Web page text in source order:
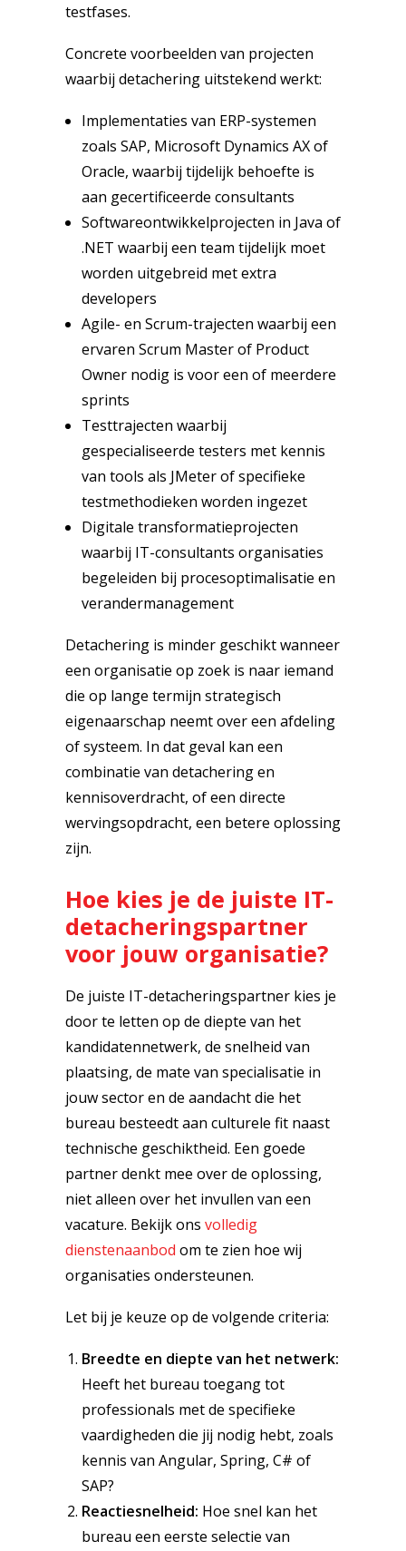
testfases.
Concrete voorbeelden van projecten
waarbij detachering uitstekend werkt:
Implementaties van ERP-systemen
zoals SAP, Microsoft Dynamics AX of
Oracle, waarbij tijdelijk behoefte is
aan gecertificeerde consultants
Softwareontwikkelprojecten in Java of
.NET waarbij een team tijdelijk moet
worden uitgebreid met extra
developers
Agile- en Scrum-trajecten waarbij een
ervaren Scrum Master of Product
Owner nodig is voor een of meerdere
sprints
Testtrajecten waarbij
gespecialiseerde testers met kennis
van tools als JMeter of specifieke
testmethodieken worden ingezet
Digitale transformatieprojecten
waarbij IT-consultants organisaties
begeleiden bij procesoptimalisatie en
verandermanagement
Detachering is minder geschikt wanneer
een organisatie op zoek is naar iemand
die op lange termijn strategisch
eigenaarschap neemt over een afdeling
of systeem. In dat geval kan een
combinatie van detachering en
kennisoverdracht, of een directe
wervingsopdracht, een betere oplossing
zijn.
Hoe kies je de juiste IT-
detacheringspartner
voor jouw organisatie?
De juiste IT-detacheringspartner kies je
door te letten op de diepte van het
kandidatennetwerk, de snelheid van
plaatsing, de mate van specialisatie in
jouw sector en de aandacht die het
bureau besteedt aan culturele fit naast
technische geschiktheid. Een goede
partner denkt mee over de oplossing,
niet alleen over het invullen van een
vacature. Bekijk ons volledig
dienstenaanbod om te zien hoe wij
organisaties ondersteunen.
Let bij je keuze op de volgende criteria:
Breedte en diepte van het netwerk:
Heeft het bureau toegang tot
professionals met de specifieke
vaardigheden die jij nodig hebt, zoals
kennis van Angular, Spring, C# of
SAP?
Reactiesnelheid: Hoe snel kan het
bureau een eerste selectie van